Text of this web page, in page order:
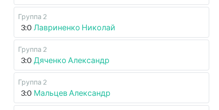
Группа 2
3:0 Лавриненко Николай
Группа 2
3:0 Дяченко Александр
Группа 2
3:0 Мальцев Александр